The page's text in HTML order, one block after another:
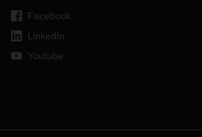
Facebook
LinkedIn
Youtube